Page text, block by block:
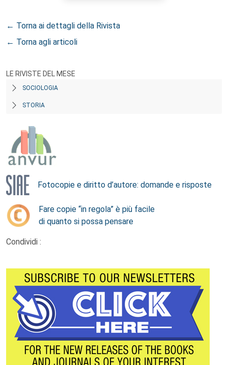
← Torna ai dettagli della Rivista
← Torna agli articoli
LE RIVISTE DEL MESE
SOCIOLOGIA
STORIA
Fotocopie e diritto d’autore: domande e risposte
Fare copie “in regola” è più facile
di quanto si possa pensare
Condividi :